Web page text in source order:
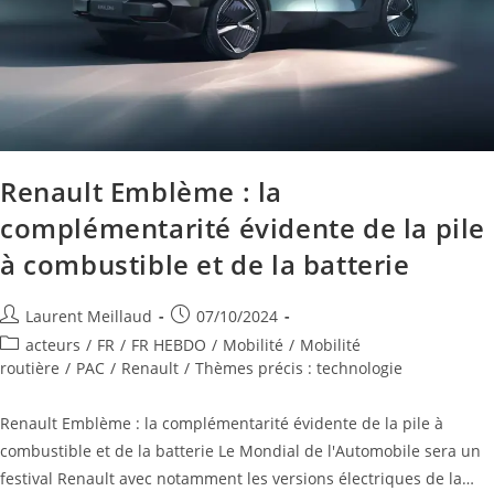
Renault Emblème : la
complémentarité évidente de la pile
à combustible et de la batterie
Laurent Meillaud
07/10/2024
acteurs / FR / FR HEBDO / Mobilité / Mobilité
routière / PAC / Renault / Thèmes précis : technologie
Renault Emblème : la complémentarité évidente de la pile à
combustible et de la batterie Le Mondial de l'Automobile sera un
festival Renault avec notamment les versions électriques de la…